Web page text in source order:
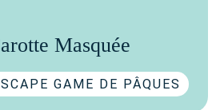
Masquée
GAME DE PÂQUES